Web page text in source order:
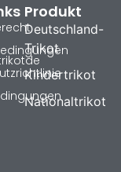
Produkt
Deutschland-
Trikot
Kindertrikot
Nationaltrikot